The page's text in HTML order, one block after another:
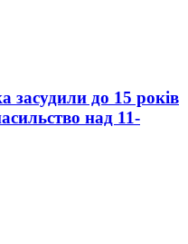
засудили до 15 років
над 11-